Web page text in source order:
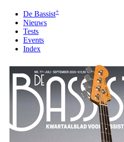
De Bassist+
Nieuws
Tests
Events
Index